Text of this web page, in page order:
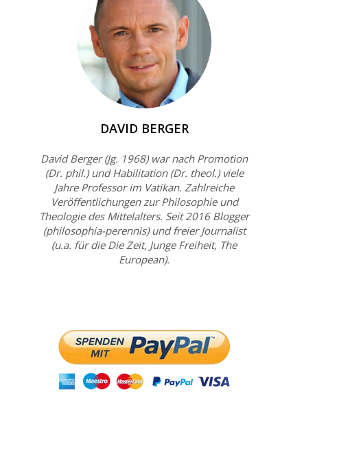
DAVID BERGER
David Berger (Jg. 1968) war nach Promotion
(Dr. phil.) und Habilitation (Dr. theol.) viele
Jahre Professor im Vatikan. Zahlreiche
Veröffentlichungen zur Philosophie und
Theologie des Mittelalters. Seit 2016 Blogger
(philosophia-perennis) und freier Journalist
(u.a. für die Die Zeit, Junge Freiheit, The
European).